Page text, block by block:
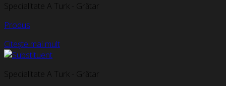
Specialitate A Turk - Grătar
Produs
Citește mai mult
Specialitate A Turk - Grătar